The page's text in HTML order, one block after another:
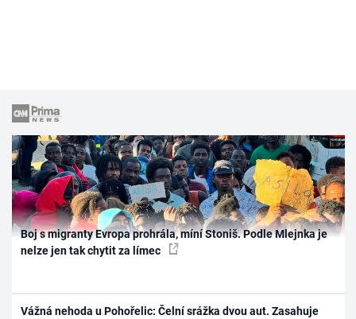
Boj s migranty Evropa prohrála, míní Stoniš. Podle Mlejnka je
nelze jen tak chytit za límec
Vážná nehoda u Pohořelic: Čelní srážka dvou aut. Zasahuje